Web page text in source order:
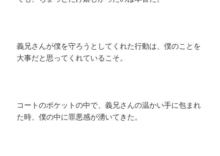
義兄さんが僕を守ろうとしてくれた行動は、僕のことを
大事だと思ってくれているこそ。
コートのポケットの中で、義兄さんの温かい手に包まれ
た時、僕の中に罪悪感が湧いてきた。